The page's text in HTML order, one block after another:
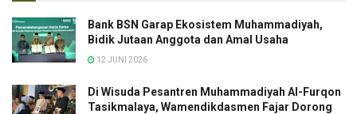
Bank BSN Garap Ekosistem Muhammadiyah,
Bidik Jutaan Anggota dan Amal Usaha
12 JUNI 2026
Di Wisuda Pesantren Muhammadiyah Al-Furqon
Tasikmalaya, Wamendikdasmen Fajar Dorong